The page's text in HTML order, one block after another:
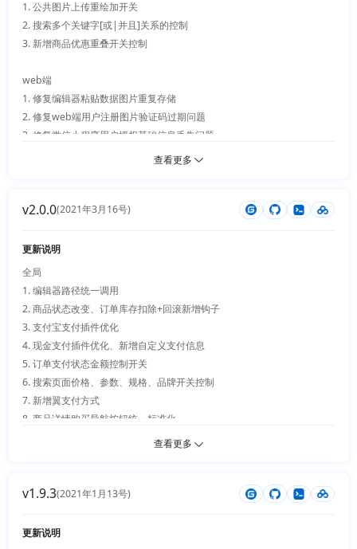
1. 公共图片上传重绘加开关
2. 搜索多个关键字[或|并且]关系的控制
3. 新增商品优惠重叠开关控制
web端
1. 修复编辑器粘贴数据图片重复存储
2. 修复web端用户注册图片验证码过期问题
3. 修复微信小程序用户授权基础信息丢失问题
4. 新增多商户插件、支持用户入驻开店销售产品、独立首页、独立卖家中
6. 搜索模块参数搜索新增类型控制
小程序
插件
1. 新增多商户
2. 会员等级增强版（放开商品规格扩展的数据、支持多商户、适配优惠重
叠）
3. 分销（放开商品规格扩展的数据、支持多商户、适配优惠重叠）
4. 限时秒杀（适配优惠重叠）
查看更多
v2.0.0(2021年3月16号)
更新说明
全局
1. 编辑器路径统一调用
2. 商品状态改变、订单库存扣除+回滚新增钩子
3. 支付宝支付插件优化
4. 现金支付插件优化、新增自定义支付信息
5. 订单支付状态金额控制开关
6. 搜索页面价格、参数、规格、品牌开关控制
7. 新增翼支付方式
8. 商品详情购买导航按钮统一标准化
12. 自提地址可根据用户位置最近排序
web端
查看更多
v1.9.3(2021年1月13号)
更新说明